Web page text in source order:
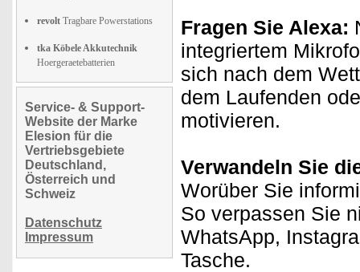
revolt Tragbare Powerstations
tka Köbele Akkutechnik
Hoergeraetebatterien
Service- & Support-
Website der Marke
Elesion für die
Vertriebsgebiete
Deutschland,
Österreich und
Schweiz
Datenschutz
Impressum
Fragen Sie Alexa:
integriertem
sich nach dem
dem Laufenden
motivieren.
Verwandeln Sie
Worüber Sie
So verpassen Sie
WhatsApp,
Tasche.